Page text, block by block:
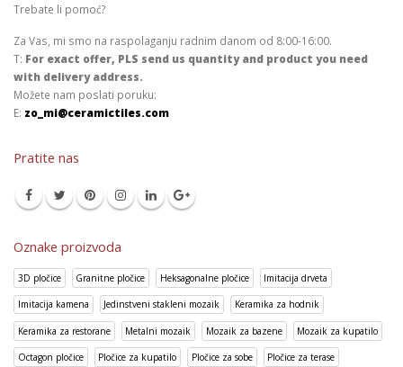
Trebate li pomoć?
Za Vas, mi smo na raspolaganju radnim danom od 8:00-16:00.
T: For exact offer, PLS send us quantity and product you need
with delivery address.
Možete nam poslati poruku:
E: zo_mi@ceramictiles.com
Pratite nas
Oznake proizvoda
3D pločice Granitne pločice Heksagonalne pločice Imitacija drveta
Imitacija kamena Jedinstveni stakleni mozaik Keramika za hodnik
Keramika za restorane Metalni mozaik Mozaik za bazene Mozaik za kupatilo
Octagon pločice Pločice za kupatilo Pločice za sobe Pločice za terase